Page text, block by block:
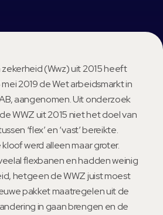
(Wwz) uit 2015 heeft
2019 de Wet arbeidsmarkt in
aangenomen. Uit onderzoek
WWZ uit 2015 niet het doel van
‘flex’ en ‘vast’ bereikte.
werd alleen maar groter.
flexbanen en hadden weinig
hetgeen de WWZ juist moest
pakket maatregelen uit de
in gaan brengen en de